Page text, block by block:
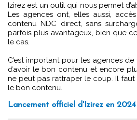
Izirez est un outil qui nous permet
Les agences ont, elles aussi,
contenu NDC direct, sans
parfois plus avantageux, bien que
le cas.
C’est important pour les agences de
d’avoir le bon contenu et encore
ne peut pas rattraper le coup. Il faut
le bon contenu.
Lancement officiel d'Izirez en 2024